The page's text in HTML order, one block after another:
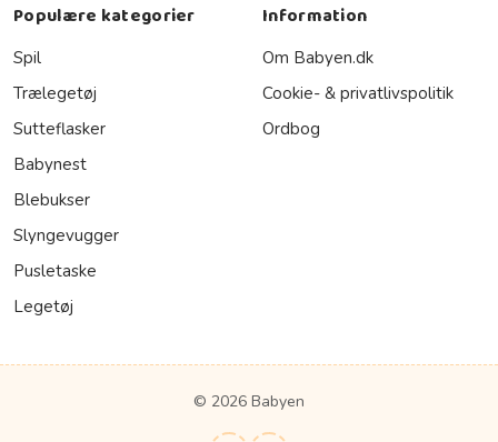
Populære kategorier
Spil
Trælegetøj
Sutteflasker
Babynest
Blebukser
Slyngevugger
Pusletaske
Legetøj
Information
Om Babyen.dk
Cookie- & privatlivspolitik
Ordbog
© 2026 Babyen